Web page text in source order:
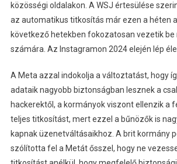
közösségi oldalakon. A WSJ értesülése
az automatikus titkosítás már ezen a héten
következő hetekben fokozatosan vezetik
számára. Az Instagramon 2024 elején lép
A Meta azzal indokolja a változtatást, hogy
adataik nagyobb biztonságban lesznek a
hackerektől, a kormányok viszont ellenzik a
teljes titkosítást, mert ezzel a bűnözők is
kapnak üzenetváltásaikhoz. A brit kormány
szólította fel a Metát ősszel, hogy ne